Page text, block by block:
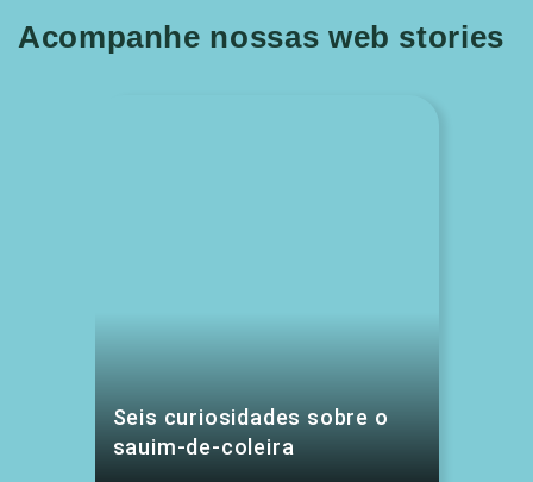
Acompanhe nossas web stories
Seis curiosidades sobre o
sauim-de-coleira